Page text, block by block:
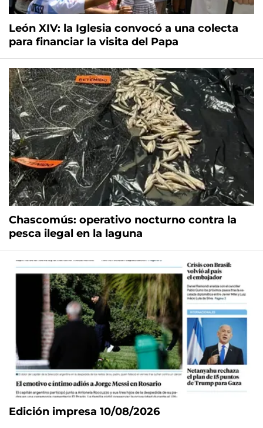
León XIV: la Iglesia convocó a una colecta
para financiar la visita del Papa
Chascomús: operativo nocturno contra la
pesca ilegal en la laguna
Edición impresa 10/08/2026